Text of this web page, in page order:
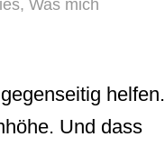
, Was mich
helfen.
Und dass